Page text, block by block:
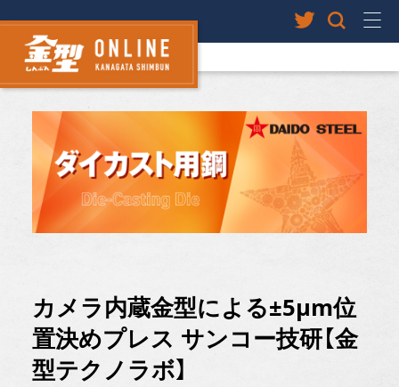
カメラ内蔵金型による±5μm位
置決めプレス サンコー技研【金
型テクノラボ】